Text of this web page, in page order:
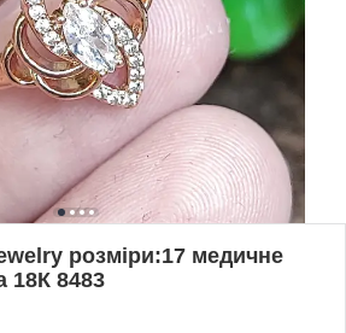
розміри:17 медичне
18К 8483